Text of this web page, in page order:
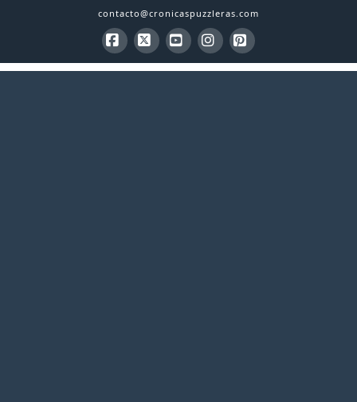
contacto@cronicaspuzzleras.com
Facebook
X YouTubeInstagram
Pinterest